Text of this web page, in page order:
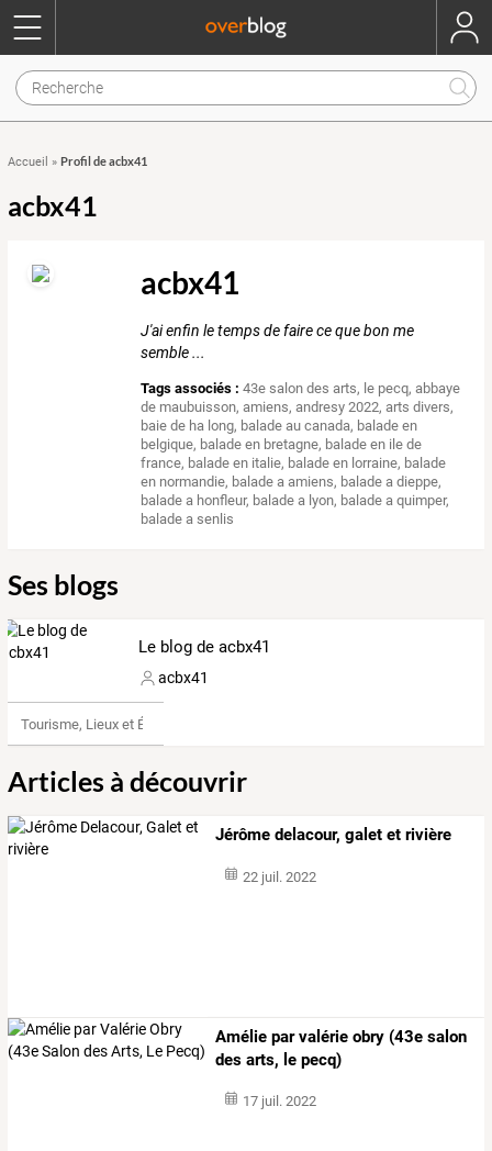
Accueil » Profil de acbx41
acbx41
acbx41
J'ai enfin le temps de faire ce que bon me
semble ...
Tags associés : 43e salon des arts, le pecq,abbaye
de maubuisson,amiens,andresy 2022,arts divers,
baie de ha long, balade au canada, balade en
belgique, balade en bretagne, balade en ile de
france, balade en italie, balade en lorraine, balade
en normandie, balade a amiens, balade a dieppe,
balade a honfleur, balade a lyon, balade a quimper,
balade a senlis
Ses blogs
Le blog de acbx41
acbx41
Tourisme, Lieux et Événements
Articles à découvrir
Jérôme delacour, galet et rivière
22 juil. 2022
Amélie par valérie obry (43e salon
des arts, le pecq)
17 juil. 2022